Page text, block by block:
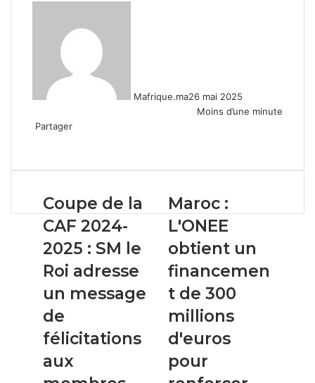
Mafrique.ma26 mai 2025
Moins d’une minute
Partager
email
Coupe
de
la
CAF
2024-
2025
SM
le
Roi
adresse
un
Coupe de la
CAF 2024-
2025 : SM le
Roi adresse
un message
de
félicitations
aux
Maroc :
L'ONEE
obtient
un
financement
de
300
millions
d'euros
pour
renforcer
son
Maroc :
L'ONEE
obtient un
financemen
t de 300
millions
d'euros
pour